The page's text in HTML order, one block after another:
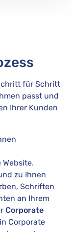
für Schritt
passt und
Ihrer Kunden
zu Ihnen
Schriften
an Ihrem
Corporate
Corporate